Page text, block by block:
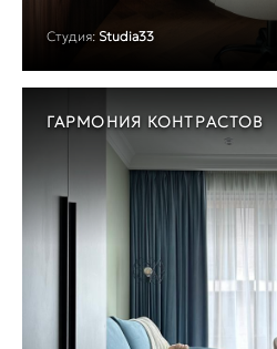
Студия: Studia33
ГАРМОНИЯ КОНТРАСТОВ